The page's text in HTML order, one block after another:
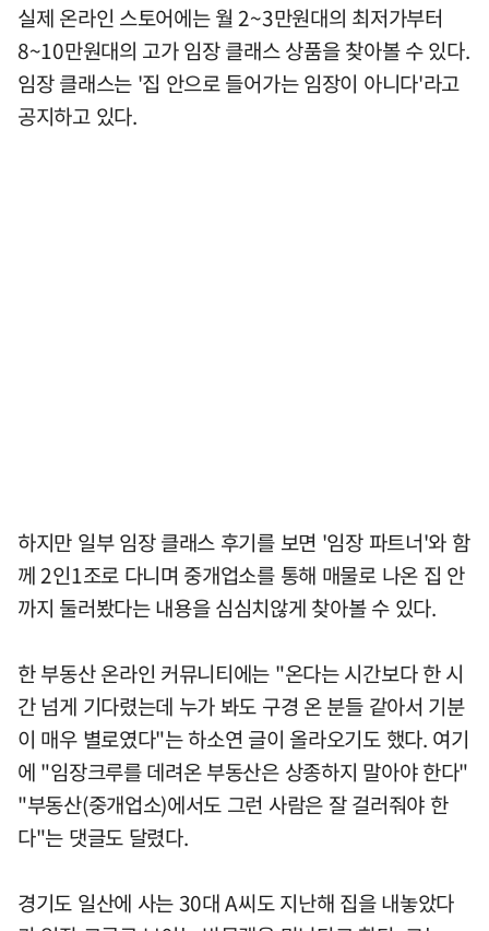
실제 온라인 스토어에는 월 2~3만원대의 최저가부터
8~10만원대의 고가 임장 클래스 상품을 찾아볼 수 있다.
임장 클래스는 '집 안으로 들어가는 임장이 아니다'라고
공지하고 있다.
하지만 일부 임장 클래스 후기를 보면 '임장 파트너'와 함
께 2인1조로 다니며 중개업소를 통해 매물로 나온 집 안
까지 둘러봤다는 내용을 심심치않게 찾아볼 수 있다.
한 부동산 온라인 커뮤니티에는 "온다는 시간보다 한 시
간 넘게 기다렸는데 누가 봐도 구경 온 분들 같아서 기분
이 매우 별로였다"는 하소연 글이 올라오기도 했다. 여기
에 "임장크루를 데려온 부동산은 상종하지 말아야 한다"
"부동산(중개업소)에서도 그런 사람은 잘 걸러줘야 한
다"는 댓글도 달렸다.
경기도 일산에 사는 30대 A씨도 지난해 집을 내놓았다